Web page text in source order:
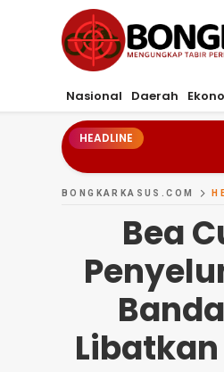
Bongkarkasus.com
Mengungkap Tabir
Nasional Daerah
HEADLINE
BONGKARKASUS.COM
Bea